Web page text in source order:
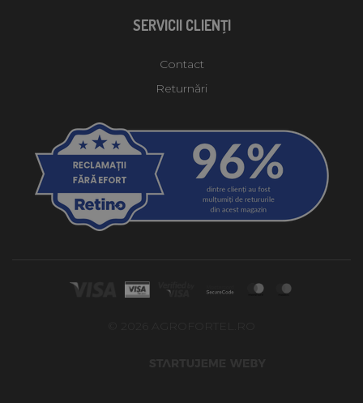
SERVICII CLIENŢI
Contact
Returnări